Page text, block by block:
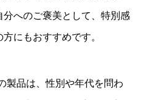
へのご褒美として、特別感
にもおすすめです。
製品は、性別や年代を問わ